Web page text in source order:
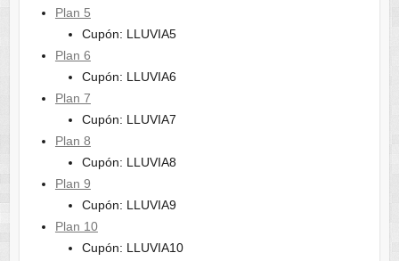
Plan 5
Cupón: LLUVIA5
Plan 6
Cupón: LLUVIA6
Plan 7
Cupón: LLUVIA7
Plan 8
Cupón: LLUVIA8
Plan 9
Cupón: LLUVIA9
Plan 10
Cupón: LLUVIA10